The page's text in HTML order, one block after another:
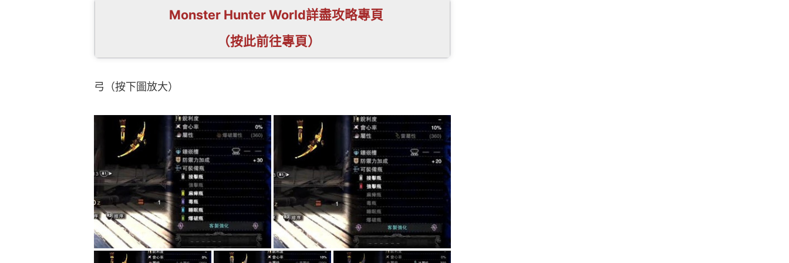
Monster Hunter World詳盡攻略專頁
（按此前往專頁）
弓（按下圖放大）